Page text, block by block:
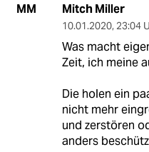
MM Mitch Miller
10.01.2020, 23:04
Was macht
Zeit, ich meine
Die holen ein
nicht mehr
und zerstören
anders